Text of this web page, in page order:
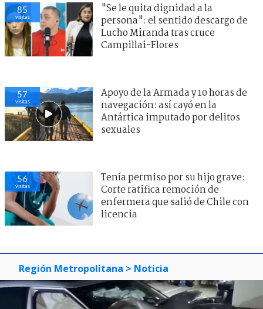
85
visitas
"Se le quita dignidad a la
persona": el sentido descargo de
Lucho Miranda tras cruce
Campillai-Flores
57
visitas
Apoyo de la Armada y 10 horas de
navegación: así cayó en la
Antártica imputado por delitos
sexuales
56
visitas
Tenía permiso por su hijo grave:
Corte ratifica remoción de
enfermera que salió de Chile con
licencia
Región Metropolitana > Noticia